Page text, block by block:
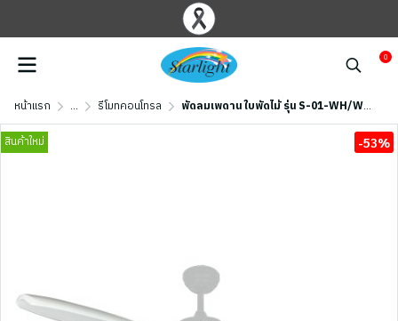
0
หน้าแรก ... รีโมทคอนโทรล พัดลมเพดาน ใบพัดไม้ รุ่น S-01-WH/WH ขนาด 52 นิ้ว สีขาว/ขาว
สินค้าใหม่ -53%